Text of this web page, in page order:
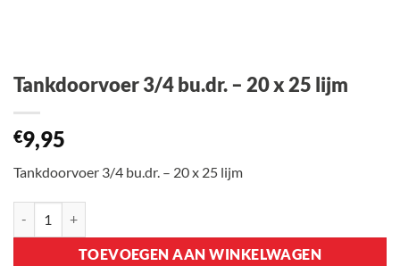
Tankdoorvoer 3/4 bu.dr. – 20 x 25 lijm
€9,95
Tankdoorvoer 3/4 bu.dr. – 20 x 25 lijm
TOEVOEGEN AAN WINKELWAGEN